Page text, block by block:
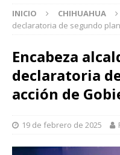
INICIO CHIHUAHUA
declaratoria de segundo
Encabeza
declaratoria
acción de
19 de febrero de 2025